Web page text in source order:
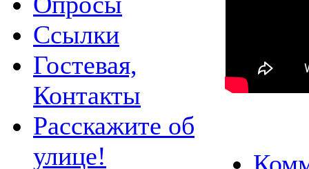
Ссылки
Гостевая,
Контакты
Расскажите об
улице!